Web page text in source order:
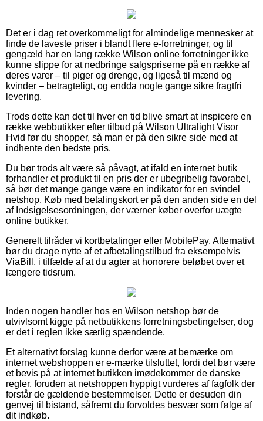
Det er i dag ret overkommeligt for almindelige mennesker at
finde de laveste priser i blandt flere e-forretninger, og til
gengæld har en lang række Wilson online forretninger ikke
kunne slippe for at nedbringe salgspriserne på en række af
deres varer – til piger og drenge, og ligeså til mænd og
kvinder – betragteligt, og endda nogle gange sikre fragtfri
levering.
Trods dette kan det til hver en tid blive smart at inspicere en
række webbutikker efter tilbud på Wilson Ultralight Visor
Hvid før du shopper, så man er på den sikre side med at
indhente den bedste pris.
Du bør trods alt være så påvagt, at ifald en internet butik
forhandler et produkt til en pris der er ubegribelig favorabel,
så bør det mange gange være en indikator for en svindel
netshop. Køb med betalingskort er på den anden side en del
af Indsigelsesordningen, der værner køber overfor uægte
online butikker.
Generelt tilråder vi kortbetalinger eller MobilePay. Alternativt
bør du drage nytte af et afbetalingstilbud fra eksempelvis
ViaBill, i tilfælde af at du agter at honorere beløbet over et
længere tidsrum.
Inden nogen handler hos en Wilson netshop bør de
utvivlsomt kigge på netbutikkens forretningsbetingelser, dog
er det i reglen ikke særlig spændende.
Et alternativt forslag kunne derfor være at bemærke om
internet webshoppen er e-mærke tilsluttet, fordi det bør være
et bevis på at internet butikken imødekommer de danske
regler, foruden at netshoppen hyppigt vurderes af fagfolk der
forstår de gældende bestemmelser. Dette er desuden din
genvej til bistand, såfremt du forvoldes besvær som følge af
dit indkøb.